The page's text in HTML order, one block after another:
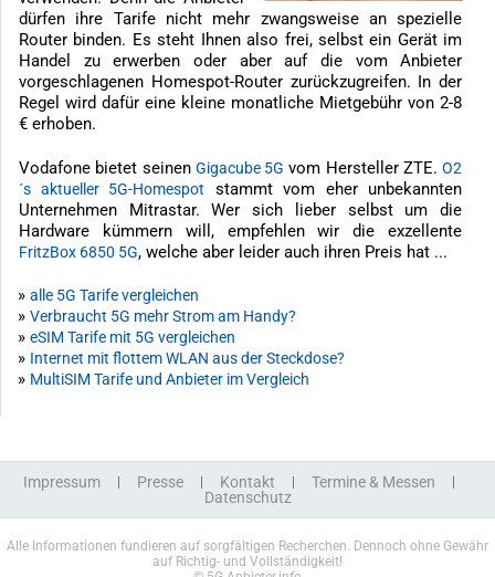
dürfen ihre Tarife nicht mehr zwangsweise an spezielle
Router binden. Es steht Ihnen also frei, selbst ein Gerät im
Handel zu erwerben oder aber auf die vom Anbieter
vorgeschlagenen Homespot-Router zurückzugreifen. In der
Regel wird dafür eine kleine monatliche Mietgebühr von 2-8
€ erhoben.
Vodafone bietet seinen Gigacube 5G vom Hersteller ZTE.O2
´s aktueller 5G-Homespot
stammt vom eher unbekannten
Unternehmen Mitrastar. Wer sich lieber selbst um die
Hardware kümmern will, empfehlen wir die exzellente
FritzBox 6850 5G, welche aber leider auch ihren Preis hat ...
» alle 5G Tarife vergleichen
» Verbraucht 5G mehr Strom am Handy?
» eSIM Tarife mit 5G vergleichen
» Internet mit flottem WLAN aus der Steckdose?
» MultiSIM Tarife und Anbieter im Vergleich
Impressum Presse Kontakt
Termine & Messen
Datenschutz
Alle Informationen fundieren auf sorgfältigen Recherchen. Dennoch ohne Gewähr
auf Richtig- und Vollständigkeit!